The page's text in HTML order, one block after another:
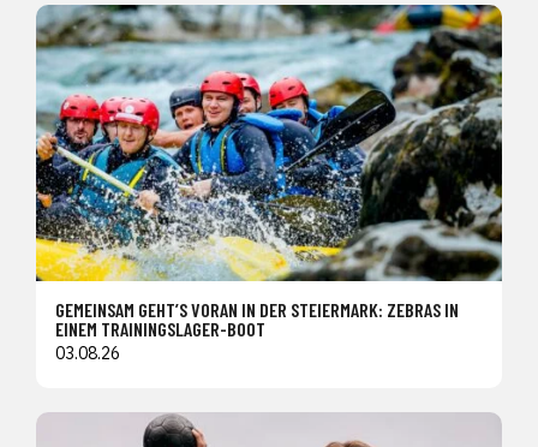
GEMEINSAM GEHT’S VORAN IN DER STEIERMARK: ZEBRAS IN
EINEM TRAININGSLAGER-BOOT
03.08.26